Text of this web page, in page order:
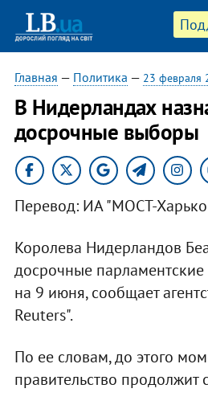
Главная — Политика — 23 февраля
В Нидерландах
досрочные выборы
Перевод: ИА "МОСТ-
Королева Нидерландов
досрочные
на 9 июня, сообщает
Reuters".
По ее словам, до этого
правительство продолжит